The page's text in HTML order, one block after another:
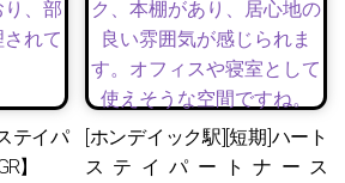
テイパ
】
[ホンデイック駅][短期]ハート
ステイパートナース